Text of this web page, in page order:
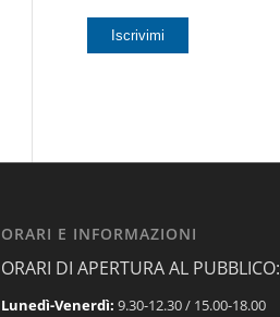
ORARI E INFORMAZIONI
ORARI DI APERTURA AL PUBBLICO:
Lunedì-Venerdì:9.30-12.30 / 15.00-18.00